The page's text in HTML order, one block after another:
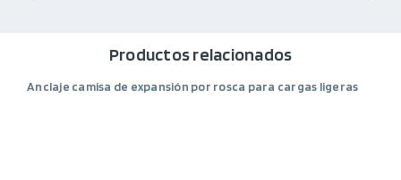
Productos relacionados
Anclaje camisa de expansión por rosca para cargas ligeras